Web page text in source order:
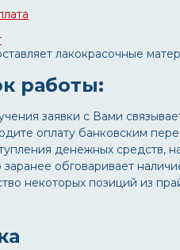
лакокрасочные
работы:
заявки с Вами
оплату банковским
денежных средств,
обговаривает
некоторых позиций из